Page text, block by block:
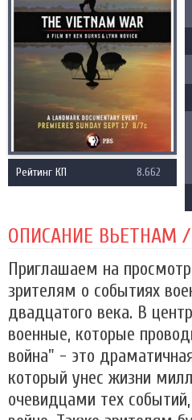
Рейтинг КП 8.662
ОПИСАНИЕ ВЬЕТНАМ /
Приглашаем на
зрителям о событиях
двадцатого века. В
военные, которые
война" - это
который унес жизни
очевидцами тех